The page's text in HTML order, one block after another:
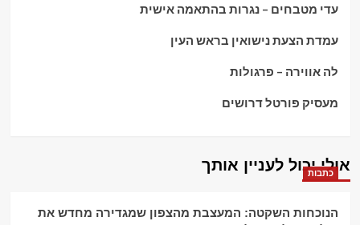
עדי מטבחים – נגרות בהתאמה אישית
עמדת הצעת נישואין בראש העין
לה אווירה – פרגולות
מעסיק פורטל דרושים
אולי יכול לעניין אותך
כתבות
הנוכחות השקטה: המעצבת מהצפון שמגדירה מחדש את